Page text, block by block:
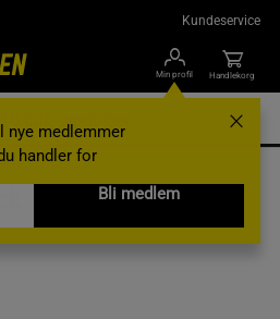
Kundeservice
Min profil
nye medlemmer
handler for
Bli medlem
Handlekorg
/ Outlet for han
XXL